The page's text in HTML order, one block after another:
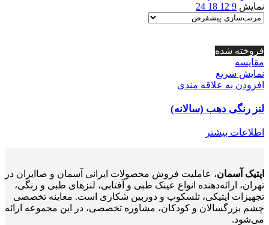
نمایش 9
12
18
24
فروخته شده
مقايسه
نمایش سریع
افزودن به علاقه مندی
لنز رنگی دهب (سالانه)
اطلاعات بیشتر
اپتیک آسمان، عاملیت فروش محصولات ایرانی آسمان و صاایران در
تهران، ارائه‌دهنده انواع عینک طبی و آفتابی، لنزهای طبی و رنگی،
تجهیزات اپتیکی، تلسکوپ و دوربین شکاری است. معاینه تخصصی
چشم بزرگسالان و کودکان، مشاوره تخصصی، در این مجموعه ارائه
می‌شود.